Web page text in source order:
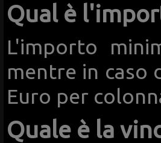
Qual è
L'importo
mentre in caso
Euro per
Quale è la